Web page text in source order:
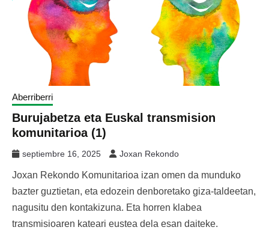
Aberriberri
Burujabetza eta Euskal transmision
komunitarioa (1)
septiembre 16, 2025 Joxan Rekondo
Joxan Rekondo Komunitarioa izan omen da munduko
bazter guztietan, eta edozein denboretako giza-taldeetan,
nagusitu den kontakizuna. Eta horren klabea
transmisioaren kateari eustea dela esan daiteke.